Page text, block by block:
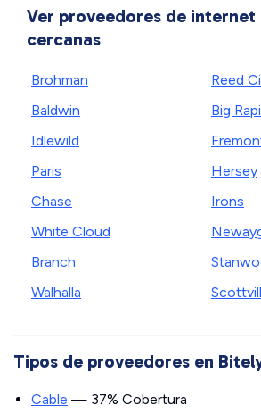
Ver proveedores de internet
cercanas
Brohman
Baldwin
Idlewild
Paris
Chase
White Cloud
Branch
Walhalla
Reed
Big
Hersey
Irons
Tipos de proveedores en
Cable — 37% Cobertura